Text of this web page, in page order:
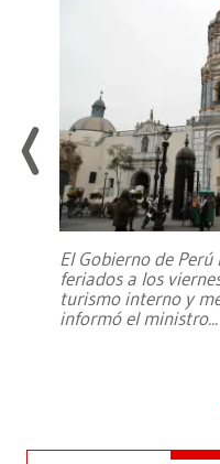
El Gobierno de
feriados a los
turismo interno y
informó el ministro...